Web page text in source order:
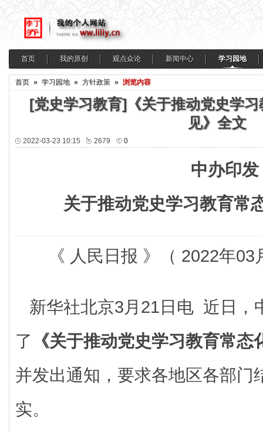
首页 我的原创 观点众论 新闻中心 学习园地
首页 » 学习园地 » 方针政策 » 浏览内容
[党史学习教育]《关于推动党史学
见》全文
2022-03-23 10:15 2679 0
中办印发
关于推动党史学习教育常
《 人民日报 》（ 2022年
新华社北京3月21日电 近日，
了
《关于推动党史学习教育常
并发出通知，要求各地区各部门
实。